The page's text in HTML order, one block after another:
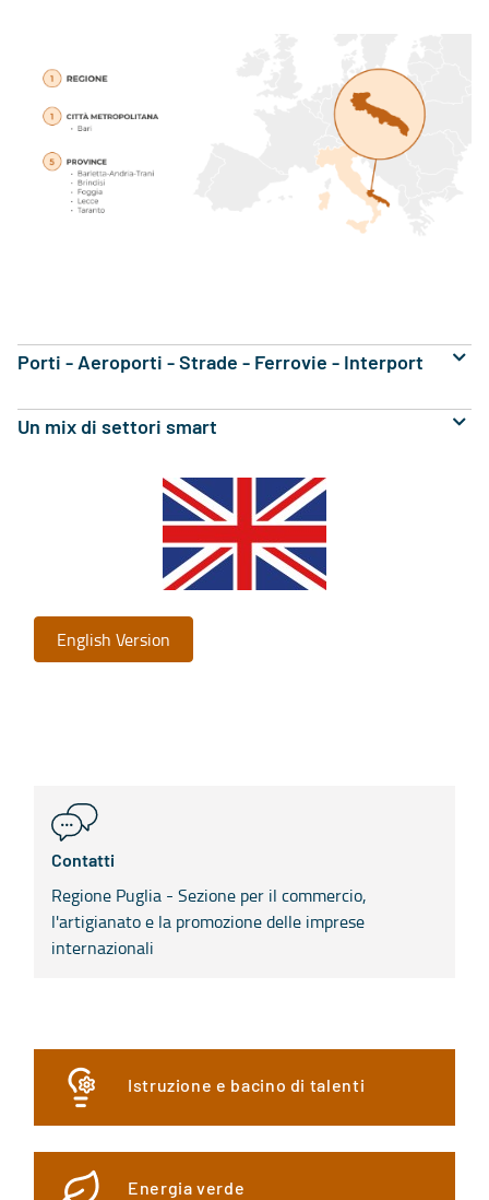
Porti - Aeroporti - Strade - Ferrovie - Interport
Un mix di settori smart
English Version
Contatti
Regione Puglia - Sezione per il commercio,
l'artigianato e la promozione delle imprese
internazionali
Istruzione e bacino di talenti
Energia verde